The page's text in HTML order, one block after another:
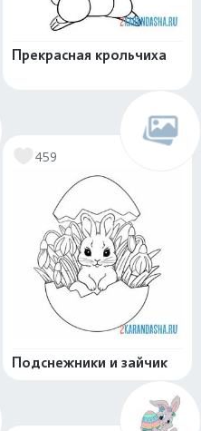
Прекрасная крольчиха
459
Подснежники и зайчик